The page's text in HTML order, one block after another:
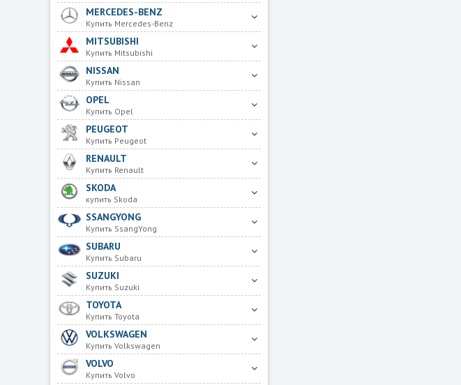
MERCEDES-BENZ
Купить Mercedes-Benz
MITSUBISHI
Купить Mitsubishi
NISSAN
Купить Nissan
OPEL
Купить Opel
PEUGEOT
Купить Peugeot
RENAULT
Купить Renault
SKODA
купить Skoda
SSANGYONG
Купить SsangYong
SUBARU
Купить Subaru
SUZUKI
Купить Suzuki
TOYOTA
Купить Toyota
VOLKSWAGEN
Купить Volkswagen
VOLVO
Купить Volvo